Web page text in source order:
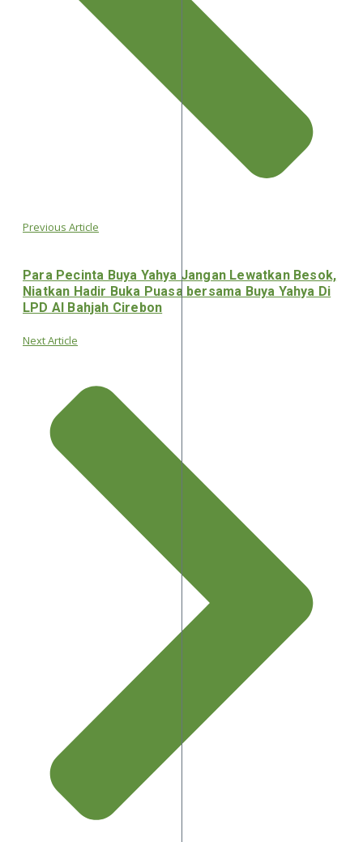
Previous Article
Para Pecinta Buya Yahya Jangan Lewatkan Besok,
Niatkan Hadir Buka Puasa bersama Buya Yahya Di
LPD Al Bahjah Cirebon
Next Article